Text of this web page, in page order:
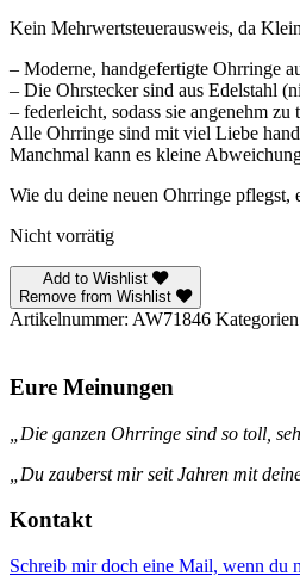
Kein Mehrwertsteuerausweis, da
– Moderne, handgefertigte Ohrringe
– Die Ohrstecker sind aus Edelstahl
– federleicht, sodass sie angenehm zu
Alle Ohrringe sind mit viel Liebe
Manchmal kann es kleine
Wie du deine neuen Ohrringe pflegst,
Nicht vorrätig
Add to Wishlist
Remove from Wishlist
Artikelnummer: AW71846
Eure Meinungen
„Die ganzen Ohrringe sind so toll,
„Du zauberst mir seit Jahren mit
Kontakt
Schreib mir doch eine Mail, wenn du